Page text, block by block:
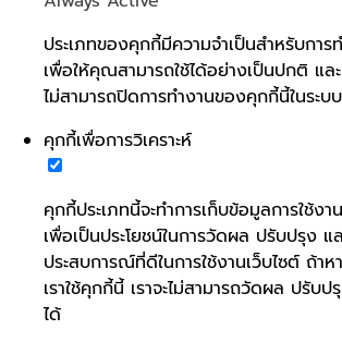
ประเภทของคุกกี้มีความจำเป็นสำหรับการ
เพื่อให้คุณสามารถใช้ได้อย่างเป็นปกติ แล
ไม่สามารถปิดการทำงานของคุกกี้นี้ในระบ
คุกกี้เพื่อการวิเคราะห์
คุกกี้ประเภทนี้จะทำการเก็บข้อมูลการใช้ง
เพื่อเป็นประโยชน์ในการวัดผล ปรับปรุง
ประสบการณ์ที่ดีในการใช้งานเว็บไซต์ ถ้า
เราใช้คุกกี้นี้ เราจะไม่สามารถวัดผล ปรับ
ได้